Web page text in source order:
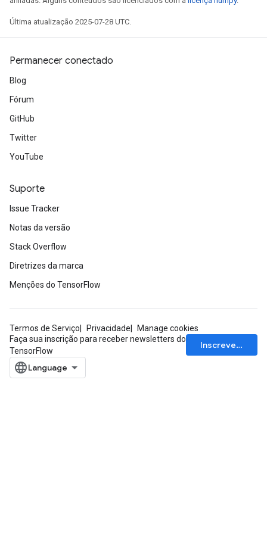
Última atualização 2025-07-28 UTC.
Permanecer conectado
Blog
Fórum
GitHub
Twitter
YouTube
Suporte
Issue Tracker
Notas da versão
Stack Overflow
Diretrizes da marca
Menções do TensorFlow
Termos de Serviço Privacidade
Manage cookies
Faça sua inscrição para receber newsletters do
TensorFlow
Inscrever-se